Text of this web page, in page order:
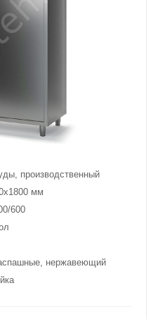
производственный
мм
600
нержавеющий